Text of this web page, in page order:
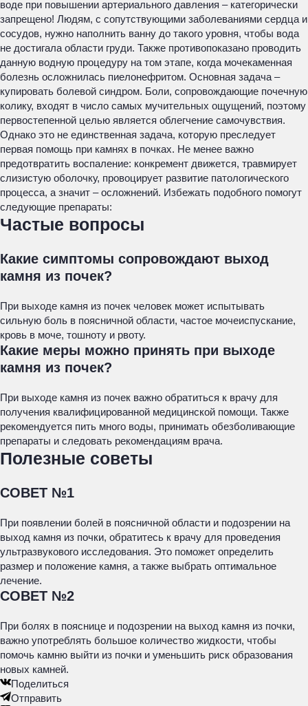
воде при повышении артериального давления – категорически
запрещено! Людям, с сопутствующими заболеваниями сердца и
сосудов, нужно наполнить ванну до такого уровня, чтобы вода
не достигала области груди. Также противопоказано проводить
данную водную процедуру на том этапе, когда мочекаменная
болезнь осложнилась пиелонефритом. Основная задача –
купировать болевой синдром. Боли, сопровождающие почечную
колику, входят в число самых мучительных ощущений, поэтому
первостепенной целью является облегчение самочувствия.
Однако это не единственная задача, которую преследует
первая помощь при камнях в почках. Не менее важно
предотвратить воспаление: конкремент движется, травмирует
слизистую оболочку, провоцирует развитие патологического
процесса, а значит – осложнений. Избежать подобного помогут
следующие препараты:
Частые вопросы
Какие симптомы сопровождают выход
камня из почек?
При выходе камня из почек человек может испытывать
сильную боль в поясничной области, частое мочеиспускание,
кровь в моче, тошноту и рвоту.
Какие меры можно принять при выходе
камня из почек?
При выходе камня из почек важно обратиться к врачу для
получения квалифицированной медицинской помощи. Также
рекомендуется пить много воды, принимать обезболивающие
препараты и следовать рекомендациям врача.
Полезные советы
СОВЕТ №1
При появлении болей в поясничной области и подозрении на
выход камня из почки, обратитесь к врачу для проведения
ультразвукового исследования. Это поможет определить
размер и положение камня, а также выбрать оптимальное
лечение.
СОВЕТ №2
При болях в пояснице и подозрении на выход камня из почки,
важно употреблять большое количество жидкости, чтобы
помочь камню выйти из почки и уменьшить риск образования
новых камней.
Поделиться
Отправить